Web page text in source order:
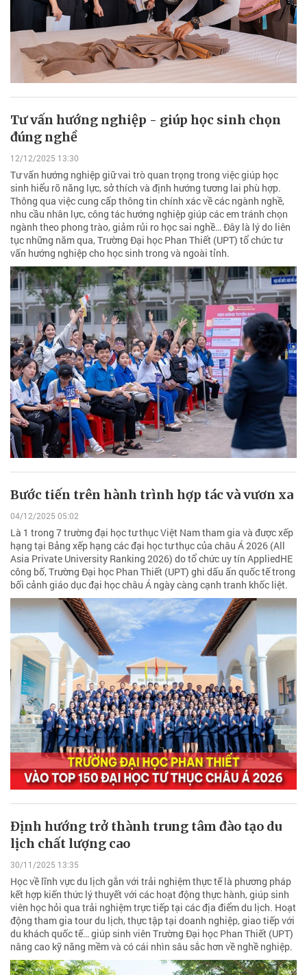
Tư vấn hướng nghiệp - giúp học sinh chọn
đúng nghề
12/12/2025 13:30
Tư vấn hướng nghiệp giữ vai trò quan trọng trong việc giúp học
sinh hiểu rõ năng lực, sở thích và định hướng tương lai phù hợp.
Thông qua việc cung cấp thông tin chính xác về các ngành nghề,
nhu cầu nhân lực, công tác hướng nghiệp giúp các em tránh chọn
ngành theo phong trào, giảm rủi ro học sai nghề… Đây là lý do liên
tục những năm qua, Trường Đại học Phan Thiết (UPT) tổ chức tư
vấn hướng nghiệp cho học sinh trong và ngoài tỉnh.
Bước tiến trên hành trình hợp tác và vươn xa
04/12/2025 05:02
Là 1 trong 7 trường đại học tư thục Việt Nam tham gia và được xếp
hạng tại Bảng xếp hạng các đại học tư thục của châu Á 2026 (All
Asia Private University Ranking 2026) do tổ chức uy tín AppliedHE
công bố, Trường Đại học Phan Thiết (UPT) ghi dấu ấn quốc tế trong
bối cảnh giáo dục đại học châu Á ngày càng cạnh tranh khốc liệt.
Định hướng trở thành trung tâm đào tạo du
lịch chất lượng cao
30/11/2025 13:35
Học về lĩnh vực du lịch gắn với trải nghiệm thực tế là phương pháp
kết hợp kiến thức lý thuyết với các hoạt động thực hành, giúp sinh
viên học hỏi qua trải nghiệm trực tiếp tại các địa điểm du lịch. Hoạt
động tham gia tour du lịch, thực tập tại doanh nghiệp, giao tiếp với
du khách quốc tế… giúp sinh viên Trường Đại học Phan Thiết (UPT)
nâng cao kỹ năng mềm và có cái nhìn sâu sắc hơn về nghề nghiệp.